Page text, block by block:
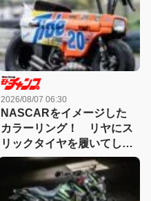
2026/08/07 06:30
NASCARをイメージした
カラーリング！ リヤにス
リックタイヤを履いてしま
ったモトコンポ！